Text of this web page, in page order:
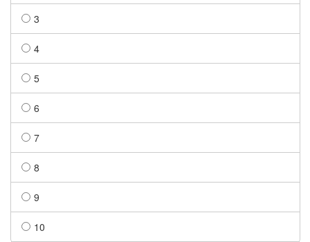
3
4
5
6
7
8
9
10